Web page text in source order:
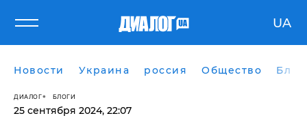
UA
Новости Украина россия Общество
ДИАЛОГ БЛОГИ
25 сентября 2024, 22:07